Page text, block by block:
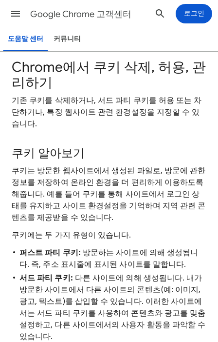
Google Chrome 고객센터 로그인
도움말 센터 커뮤니티
Chrome에서 쿠키 삭제, 허용, 관
리하기
기존 쿠키를 삭제하거나, 서드 파티 쿠키를 허용 또는 차
단하거나, 특정 웹사이트 관련 환경설정을 지정할 수 있
습니다.
쿠키 알아보기
쿠키는 방문한 웹사이트에서 생성된 파일로, 방문에 관한
정보를 저장하여 온라인 환경을 더 편리하게 이용하도록
해줍니다. 예를 들어 쿠키를 통해 사이트에서 로그인 상
태를 유지하고 사이트 환경설정을 기억하며 지역 관련 콘
텐츠를 제공받을 수 있습니다.
쿠키에는 두 가지 유형이 있습니다.
퍼스트 파티 쿠키: 방문하는 사이트에 의해 생성됩니
다. 즉, 주소 표시줄에 표시된 사이트를 말합니다.
서드 파티 쿠키: 다른 사이트에 의해 생성됩니다. 내가
방문한 사이트에서 다른 사이트의 콘텐츠(예: 이미지,
광고, 텍스트)를 삽입할 수 있습니다. 이러한 사이트에
서는 서드 파티 쿠키를 사용하여 콘텐츠와 광고를 맞춤
설정하고, 다른 사이트에서의 사용자 활동을 파악할 수
있습니다.